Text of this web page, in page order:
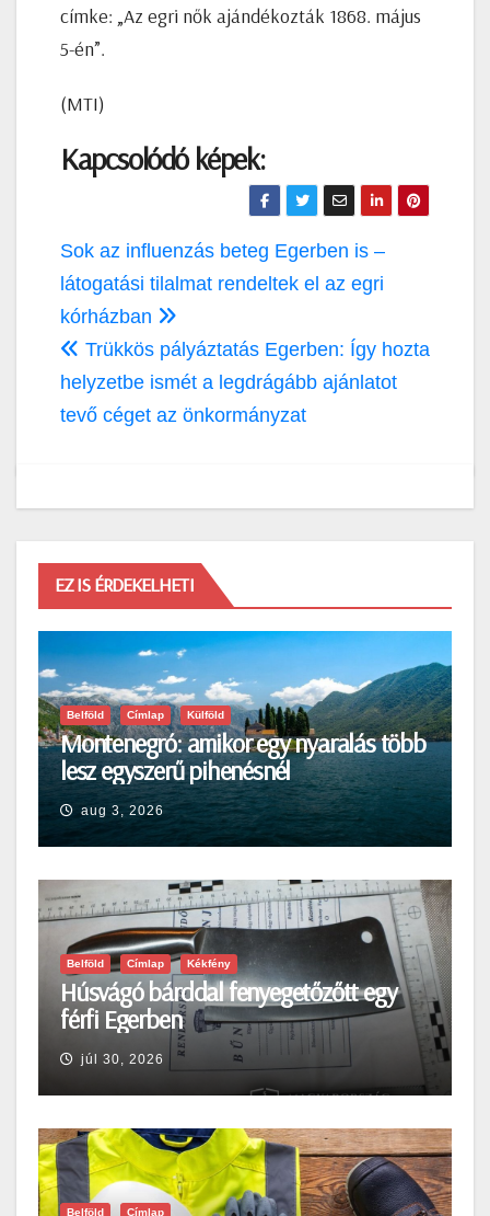
címke: „Az egri nők ajándékozták 1868. május
5-én”.
(MTI)
Kapcsolódó képek:
Bejegyzés
navigáció
Sok az influenzás beteg Egerben is –
látogatási tilalmat rendeltek el az egri
kórházban
Trükkös pályáztatás Egerben: Így hozta
helyzetbe ismét a legdrágább ajánlatot
tevő céget az önkormányzat
EZ IS ÉRDEKELHETI
Belföld Címlap Külföld
Montenegró: amikor egy nyaralás több
lesz egyszerű pihenésnél
aug 3, 2026
Belföld Címlap Kékfény
Húsvágó bárddal fenyegetőzőtt egy
férfi Egerben
júl 30, 2026
Belföld Címlap